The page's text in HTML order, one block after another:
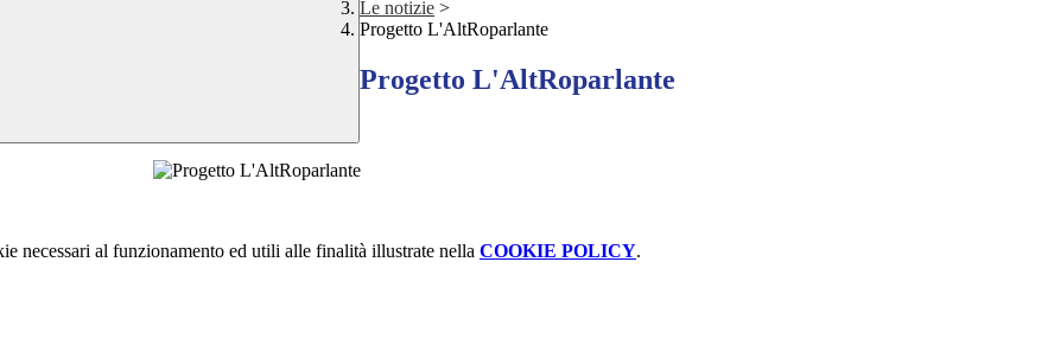
Le notizie >
Progetto L'AltRoparlante
Progetto L'AltRoparlante
necessari al funzionamento ed utili alle finalità illustrate nella COOKIE POLICY.